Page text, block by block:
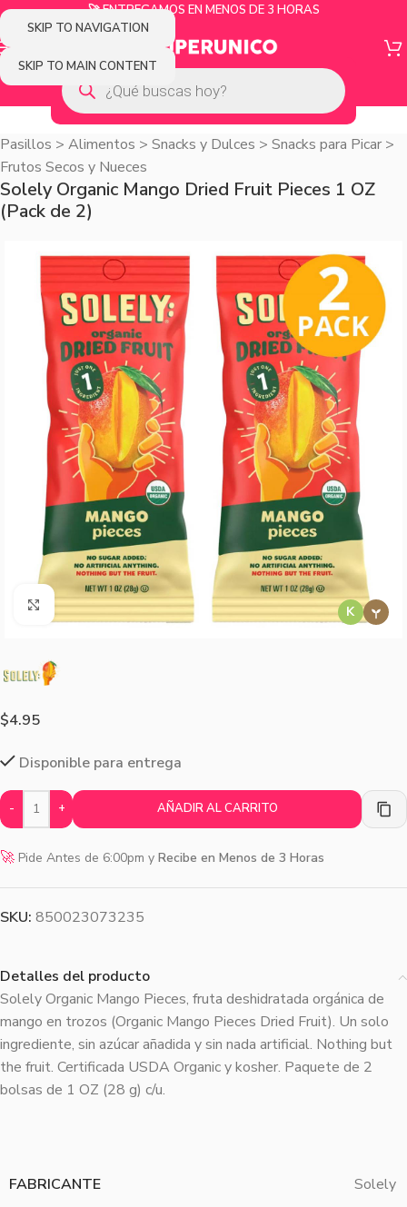
SKIP TO NAVIGATION
SKIP TO MAIN CONTENT
🚀 ENTREGAMOS EN MENOS DE 3 HORAS
Pasillos > Alimentos > Snacks y Dulces > Snacks para Picar >
Frutos Secos y Nueces
Solely Organic Mango Dried Fruit Pieces 1 OZ
(Pack de 2)
K
Agrandar imagen
$4.95
Disponible para entrega
- + AÑADIR AL CARRITO
🚀 Pide Antes de 6:00pm y Recibe en Menos de 3 Horas
SKU: 850023073235
Detalles del producto
Solely Organic Mango Pieces, fruta deshidratada orgánica de
mango en trozos (Organic Mango Pieces Dried Fruit). Un solo
ingrediente, sin azúcar añadida y sin nada artificial. Nothing but
the fruit. Certificada USDA Organic y kosher. Paquete de 2
bolsas de 1 OZ (28 g) c/u.
FABRICANTE Solely